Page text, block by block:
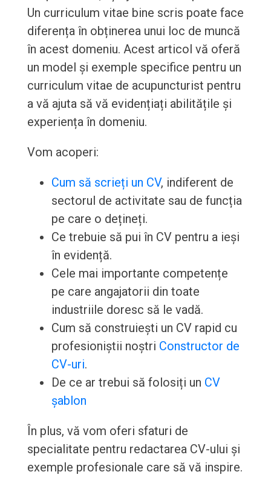
Un curriculum vitae bine scris poate face
diferența în obținerea unui loc de muncă
în acest domeniu. Acest articol vă oferă
un model și exemple specifice pentru un
curriculum vitae de acupuncturist pentru
a vă ajuta să vă evidențiați abilitățile și
experiența în domeniu.
Vom acoperi:
Cum să scrieți un CV, indiferent de
sectorul de activitate sau de funcția
pe care o dețineți.
Ce trebuie să pui în CV pentru a ieși
în evidență.
Cele mai importante competențe
pe care angajatorii din toate
industriile doresc să le vadă.
Cum să construiești un CV rapid cu
profesioniștii noștri Constructor de
CV-uri.
De ce ar trebui să folosiți un CV
șablon
În plus, vă vom oferi sfaturi de
specialitate pentru redactarea CV-ului și
exemple profesionale care să vă inspire.